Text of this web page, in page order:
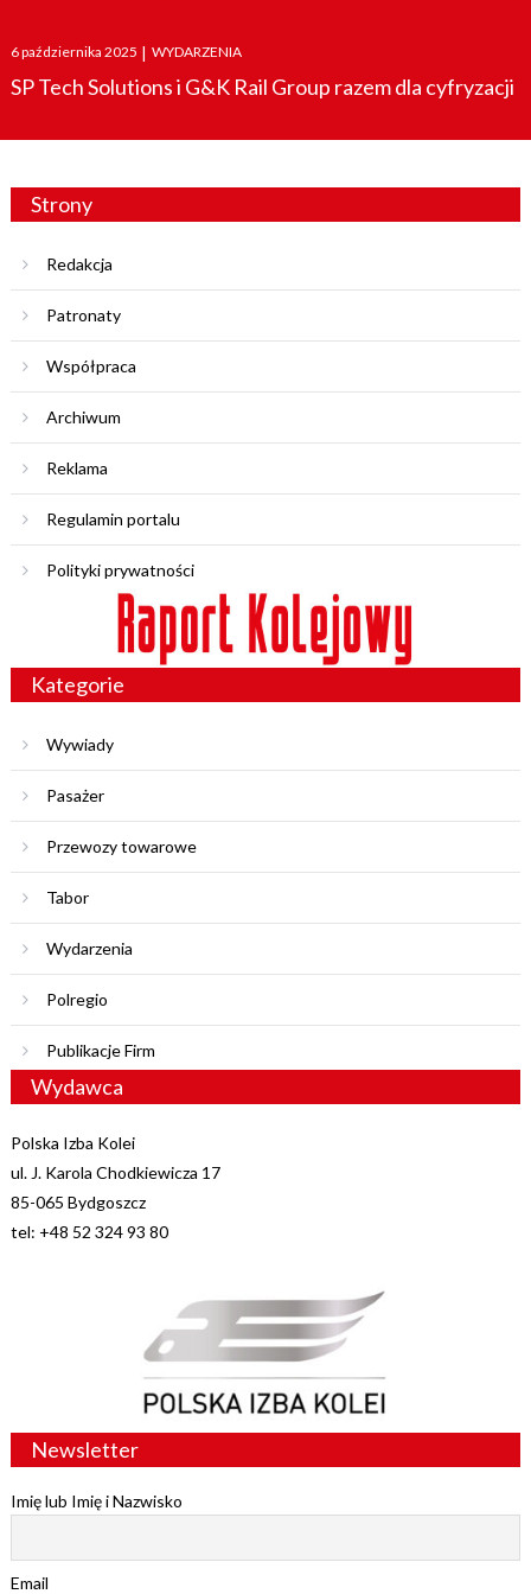
Posted
on
6 października 2025 | WYDARZENIA
SP Tech Solutions i G&K Rail Group razem dla cyfryzacji
Strony
Redakcja
Patronaty
Współpraca
Archiwum
Reklama
Regulamin portalu
Polityki prywatności
Kategorie
Wywiady
Pasażer
Przewozy towarowe
Tabor
Wydarzenia
Polregio
Publikacje Firm
Wydawca
Polska Izba Kolei
ul. J. Karola Chodkiewicza 17
85-065 Bydgoszcz
tel: +48 52 324 93 80
Newsletter
Imię lub Imię i Nazwisko
Email